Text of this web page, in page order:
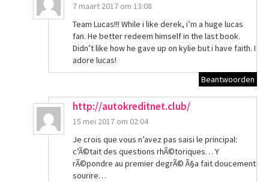
7 maart 2017 om 13:08
Team Lucas!!! While i like derek, i’m a huge lucas
fan. He better redeem himself in the last book.
Didn’t like how he gave up on kylie but i have faith. I
adore lucas!
Beantwoorden
http://autokreditnet.club/
15 mei 2017 om 02:04
Je crois que vous n’avez pas saisi le principal:
c’Ã©tait des questions rhÃ©toriques… Y
rÃ©pondre au premier degrÃ© Ã§a fait doucement
sourire…